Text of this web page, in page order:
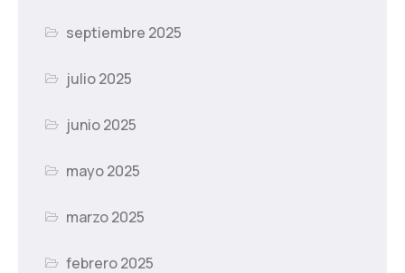
septiembre 2025
julio 2025
junio 2025
mayo 2025
marzo 2025
febrero 2025